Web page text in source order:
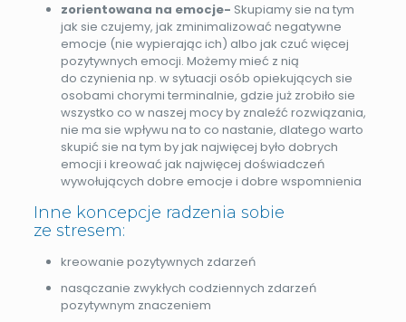
zorientowana na emocje- Skupiamy sie na tym
jak sie czujemy, jak zminimalizować negatywne
emocje (nie wypierając ich) albo jak czuć więcej
pozytywnych emocji. Możemy mieć z nią
do czynienia np. w sytuacji osób opiekujących sie
osobami chorymi terminalnie, gdzie już zrobiło sie
wszystko co w naszej mocy by znaleźć rozwiązania,
nie ma sie wpływu na to co nastanie, dlatego warto
skupić sie na tym by jak najwięcej było dobrych
emocji i kreować jak najwięcej doświadczeń
wywołujących dobre emocje i dobre wspomnienia
Inne koncepcje radzenia sobie
ze stresem:
kreowanie pozytywnych zdarzeń
nasączanie zwykłych codziennych zdarzeń
pozytywnym znaczeniem